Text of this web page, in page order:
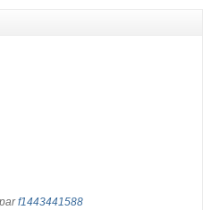
entre 34 et 35 élèves ! – de
parf1443441588